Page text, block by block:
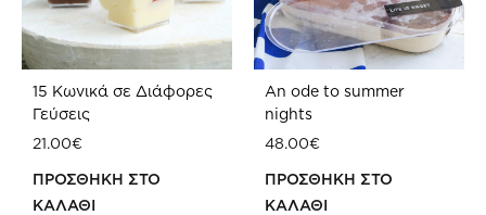
15 Κωνικά σε Διάφορες
Γεύσεις
21.00€
ΠΡΟΣΘΗΚΗ ΣΤΟ
ΚΑΛΑΘΙ
An ode to summer
nights
48.00€
ΠΡΟΣΘΗΚΗ ΣΤΟ
ΚΑΛΑΘΙ